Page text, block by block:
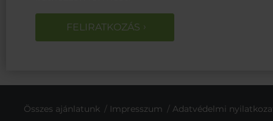
FELIRATKOZÁS
Összes ajánlatunk Impresszum
Adatvédelmi